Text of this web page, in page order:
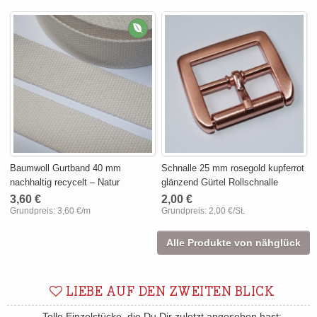
Baumwoll Gurtband 40 mm
nachhaltig recycelt – Natur
3,60 €
Grundpreis:3,60 €/m
Schnalle 25 mm rosegold kupferrot
glänzend Gürtel Rollschnalle
2,00 €
Grundpreis:2,00 €/St.
Alle Produkte von nähglück
LIEBE AUF DEN ZWEITEN BLICK